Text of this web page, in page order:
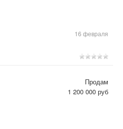
16 февраля
Продам
1 200 000 руб